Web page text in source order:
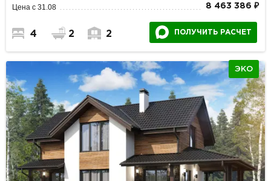
Цена с 31.08 8 463 386 ₽
4 2 2 ПОЛУЧИТЬ РАСЧЕТ
ЭКО